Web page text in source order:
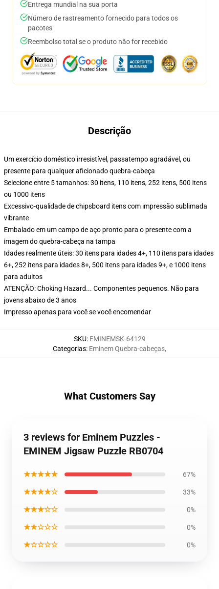
Entrega mundial na sua porta
Número de rastreamento fornecido para todos os
pacotes
Reembolso total se o produto não for recebido
Descrição
Um exercício doméstico irresistível, passatempo agradável, ou
presente para qualquer aficionado quebra-cabeça
Selecione entre 5 tamanhos: 30 itens, 110 itens, 252 itens, 500 itens
ou 1000 itens
Excessivo-qualidade de chipsboard itens com impressão sublimada
vibrante
Embalado em um campo de aço pronto para o presente com a
imagem do quebra-cabeça na tampa
Idades realmente úteis: 30 itens para idades 4+, 110 itens para idades
6+, 252 itens para idades 8+, 500 itens para idades 9+, e 1000 itens
para adultos
ATENÇÃO: Choking Hazard... Componentes pequenos. Não para
jovens abaixo de 3 anos
Impresso apenas para você se você encomendar
SKU: EMINEMSK-64129
Categorias: Eminem Quebra-cabeças,
What Customers Say
3 reviews for Eminem Puzzles -
EMINEM Jigsaw Puzzle RB0704
★★★★★ 67%
★★★★☆ 33%
★★★☆☆ 0%
★★☆☆☆ 0%
★☆☆☆☆ 0%